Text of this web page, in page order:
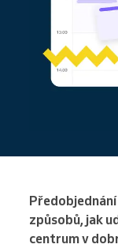
způsobů, jak
centrum v